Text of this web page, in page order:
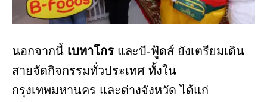
นอกจากนี้ เบทาโกร และบี-ฟู้ดส์ ยังเตรียมเดิน
สายจัดกิจกรรมทั่วประเทศ ทั้งใน
กรุงเทพมหานคร และต่างจังหวัด ได้แก่